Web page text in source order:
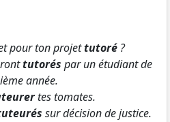
pour ton projettutoré?
tutorés par un étudiant de
année.
tes tomates.
sur décision de justice.